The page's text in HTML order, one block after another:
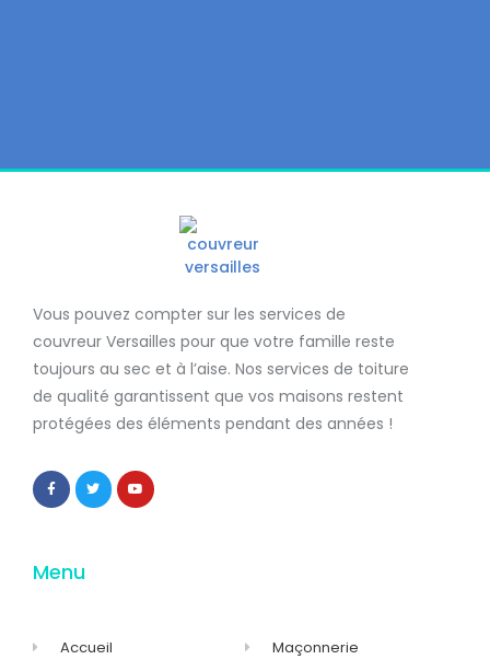
Vous pouvez compter sur les services de
couvreur Versailles pour que votre famille reste
toujours au sec et à l’aise. Nos services de toiture
de qualité garantissent que vos maisons restent
protégées des éléments pendant des années !
Menu
Accueil
Maçonnerie